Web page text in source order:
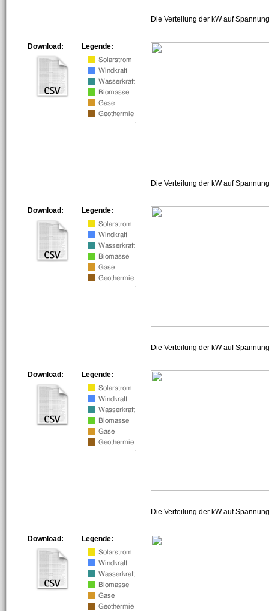
Die Verteilung der kW auf
Legende:
Download:
Die Verteilung der kW auf
Legende:
Download:
Die Verteilung der kW auf
Legende:
Download:
Die Verteilung der kW auf
Legende:
Download: